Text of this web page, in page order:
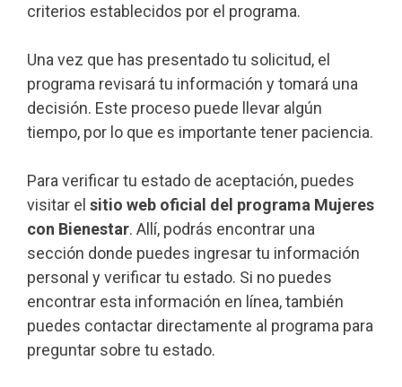
criterios establecidos por el programa.
Una vez que has presentado tu solicitud, el
programa revisará tu información y tomará una
decisión. Este proceso puede llevar algún
tiempo, por lo que es importante tener paciencia.
Para verificar tu estado de aceptación, puedes
visitar el sitio web oficial del programa Mujeres
con Bienestar. Allí, podrás encontrar una
sección donde puedes ingresar tu información
personal y verificar tu estado. Si no puedes
encontrar esta información en línea, también
puedes contactar directamente al programa para
preguntar sobre tu estado.